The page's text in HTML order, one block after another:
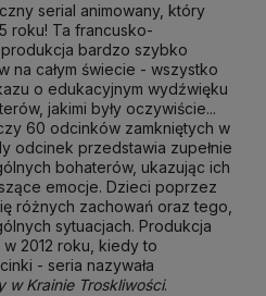
serial animowany, który
roku! Ta francusko-
bardzo szybko
na całym świecie - wszystko
o edukacyjnym wydźwięku
jakimi były oczywiście...
60 odcinków zamkniętych w
odcinek przedstawia zupełnie
bohaterów, ukazując ich
emocje. Dzieci poprzez
różnych zachowań oraz tego,
sytuacjach. Produkcja
2012 roku, kiedy to
- seria nazywała
w Krainie Troskliwości.